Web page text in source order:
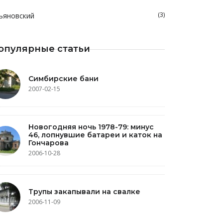
(3)
статьи
Симбирские бани
2007-02-15
Новогодняя ночь 1978-79: минус
46, лопнувшие батареи и каток на
Гончарова
2006-10-28
Трупы закапывали на свалке
2006-11-09